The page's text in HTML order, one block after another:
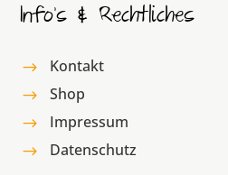
Info’s & Rechtliches
$ Kontakt
$ Shop
$ Impressum
$ Datenschutz